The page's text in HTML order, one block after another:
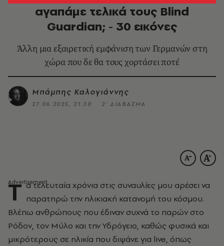
αγαπάμε τελικά τους Blind
Guardian; - 30 εικόνες
Άλλη μια εξαιρετική εμφάνιση των Γερμανών στη
χώρα που δε θα τους χορτάσει ποτέ
Μπάμπης Καλογιάννης
27.06.2025, 21:30 2’ ΔΙΑΒΑΣΜΑ
Τ α τελευταία χρόνια στις συναυλίες μου αρέσει να
παρατηρώ την ηλικιακή κατανομή του κόσμου.
Βλέπω ανθρώπους που έδιναν συχνά το παρών στο
Ρόδον, τον Μύλο και την Υδρόγειο, καθώς φυσικά και
μικρότερους σε ηλικία που διψάνε για live, όπως